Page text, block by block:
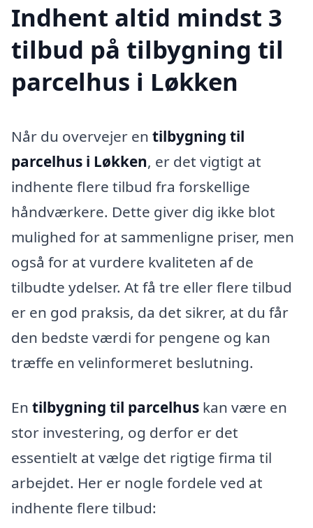
Indhent altid mindst 3
tilbud på tilbygning til
parcelhus i Løkken
Når du overvejer en tilbygning til
parcelhus i Løkken, er det vigtigt at
indhente flere tilbud fra forskellige
håndværkere. Dette giver dig ikke blot
mulighed for at sammenligne priser, men
også for at vurdere kvaliteten af de
tilbudte ydelser. At få tre eller flere tilbud
er en god praksis, da det sikrer, at du får
den bedste værdi for pengene og kan
træffe en velinformeret beslutning.
En tilbygning til parcelhus kan være en
stor investering, og derfor er det
essentielt at vælge det rigtige firma til
arbejdet. Her er nogle fordele ved at
indhente flere tilbud: